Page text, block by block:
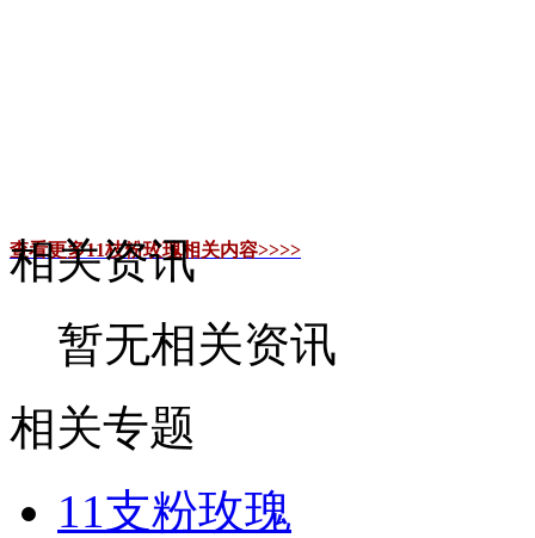
查看更多11枝粉玫瑰相关内容>>>>
相关资讯
暂无相关资讯
相关专题
11支粉玫瑰